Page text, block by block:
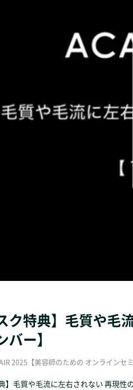
ク特典】毛質や
バー】
2025【美容師のための オンラインセミ
】毛質や毛流に左右されない 再現性